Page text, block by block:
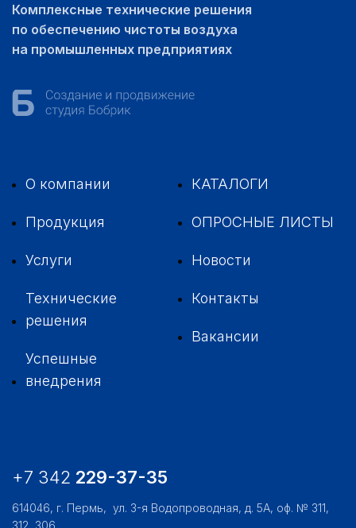
Комплексные технические решения
по обеспечению чистоты воздуха
на промышленных предприятиях
О компании
Продукция
Услуги
Технические
решения
Успешные
внедрения
КАТАЛОГИ
ОПРОСНЫЕ ЛИСТЫ
Новости
Контакты
Вакансии
+7 342 229-37-35
614046, г. Пермь, ул. 3-я Водопроводная, д. 5А, оф. № 311,
312, 306